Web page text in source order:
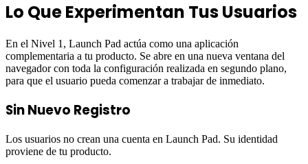
Lo Que Experimentan Tus Usuarios
En el Nivel 1, Launch Pad actúa como una aplicación
complementaria a tu producto. Se abre en una nueva ventana del
navegador con toda la configuración realizada en segundo plano,
para que el usuario pueda comenzar a trabajar de inmediato.
Sin Nuevo Registro
Los usuarios no crean una cuenta en Launch Pad. Su identidad
proviene de tu producto.